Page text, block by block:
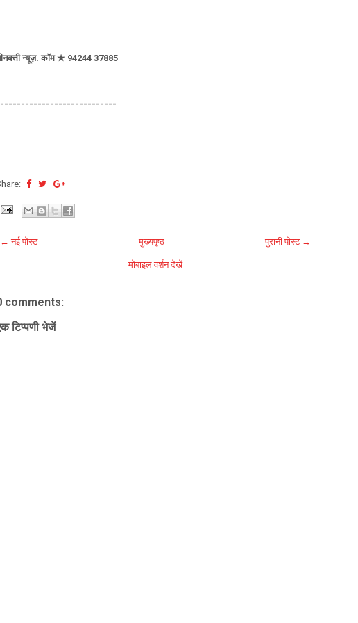
न्यूज़. कॉम ★ 94244 37885
← नई पोस्ट पुरानी पोस्ट →
मुख्यपृष्ठ
मोबाइल वर्शन देखें
comments:
टिप्पणी भेजें